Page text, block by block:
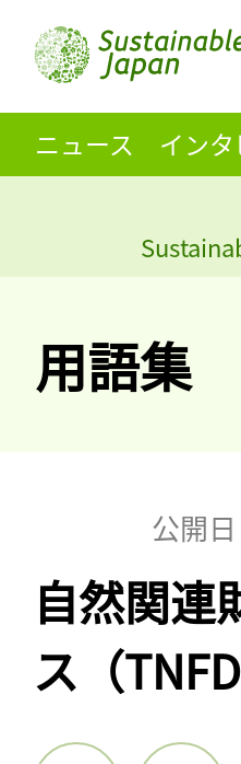
ニュース イン
用語集
公開
自然関連
ス（TNFD